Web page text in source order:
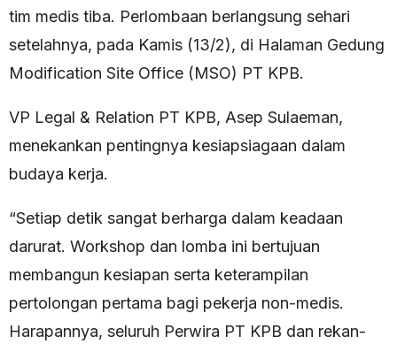
tim medis tiba. Perlombaan berlangsung sehari
setelahnya, pada Kamis (13/2), di Halaman Gedung
Modification Site Office (MSO) PT KPB.
VP Legal & Relation PT KPB, Asep Sulaeman,
menekankan pentingnya kesiapsiagaan dalam
budaya kerja.
“Setiap detik sangat berharga dalam keadaan
darurat. Workshop dan lomba ini bertujuan
membangun kesiapan serta keterampilan
pertolongan pertama bagi pekerja non-medis.
Harapannya, seluruh Perwira PT KPB dan rekan-